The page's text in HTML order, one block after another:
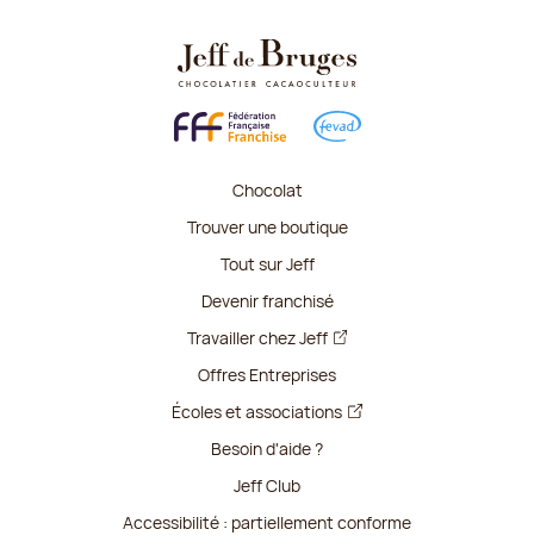
Chocolat
Trouver une boutique
Tout sur Jeff
Devenir franchisé
Travailler chez Jeff
Offres Entreprises
Écoles et associations
Besoin d'aide ?
Jeff Club
Accessibilité : partiellement conforme